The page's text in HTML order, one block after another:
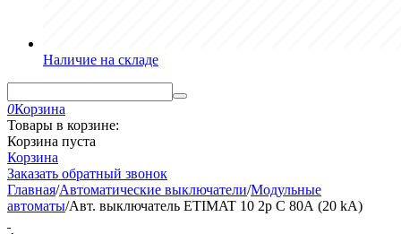
Наличие на складе
0Корзина
Товары в корзине:
Корзина пуста
Корзина
Заказать обратный звонок
Главная/Автоматические выключатели/Модульные
автоматы/Авт. выключатель ETIMAT 10 2р C 80А (20 kA)